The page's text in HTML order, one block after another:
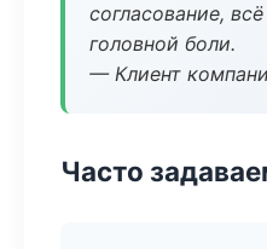
согласование,
головной боли.
— Клиент
Часто